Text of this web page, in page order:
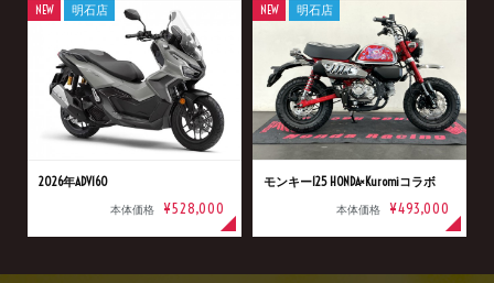
2026年ADV160
本体価格 ¥528,000
NEW 明石店
モンキー125 HONDA×Kuromiコラボ
本体価格 ¥493,000
NEW 明石店